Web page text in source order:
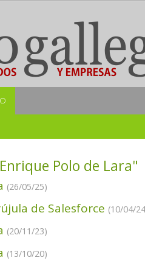
Enrique Polo de Lara"
(26/05/25)
de Salesforce (10/04/
(20/11/23)
(13/10/20)